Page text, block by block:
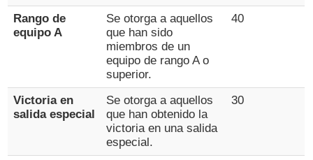
Rango de
equipo A
Se otorga a aquellos
que han sido
miembros de un
equipo de rango A o
superior.
40
Victoria en
salida especial
Se otorga a aquellos
que han obtenido la
victoria en una salida
especial.
30